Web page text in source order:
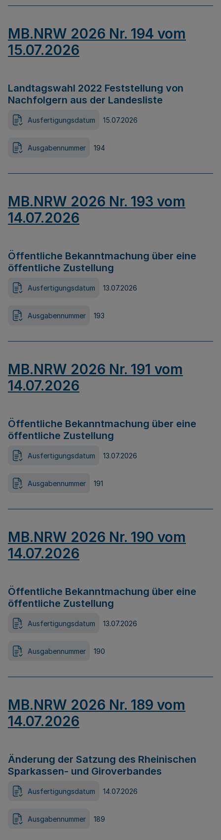
MB.NRW 2026 Nr. 194 vom
15.07.2026
Landtagswahl 2022 Feststellung von
Nachfolgern aus der Landesliste
Ausfertigungsdatum 15.07.2026
Ausgabennummer 194
MB.NRW 2026 Nr. 193 vom
14.07.2026
Öffentliche Bekanntmachung über eine
öffentliche Zustellung
Ausfertigungsdatum 13.07.2026
Ausgabennummer 193
MB.NRW 2026 Nr. 191 vom
14.07.2026
Öffentliche Bekanntmachung über eine
öffentliche Zustellung
Ausfertigungsdatum 13.07.2026
Ausgabennummer 191
MB.NRW 2026 Nr. 190 vom
14.07.2026
Öffentliche Bekanntmachung über eine
öffentliche Zustellung
Ausfertigungsdatum 13.07.2026
Ausgabennummer 190
MB.NRW 2026 Nr. 189 vom
14.07.2026
Änderung der Satzung des Rheinischen
Sparkassen- und Giroverbandes
Ausfertigungsdatum 14.07.2026
Ausgabennummer 189